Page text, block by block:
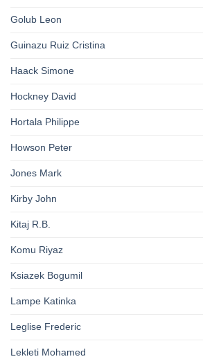
Golub Leon
Guinazu Ruiz Cristina
Haack Simone
Hockney David
Hortala Philippe
Howson Peter
Jones Mark
Kirby John
Kitaj R.B.
Komu Riyaz
Ksiazek Bogumil
Lampe Katinka
Leglise Frederic
Lekleti Mohamed